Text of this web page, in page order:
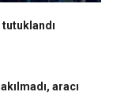
aracı